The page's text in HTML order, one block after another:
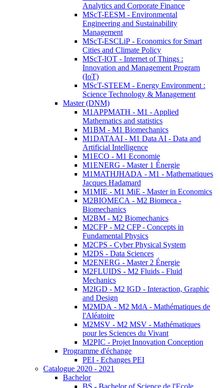
Analytics and Corporate Finance
MScT-EESM - Environmental
Engineering and Sustainability
Management
MScT-ESCLiP - Economics for Smart
Cities and Climate Policy
MScT-IOT - Internet of Things :
Innovation and Management Program
(IoT)
MScT-STEEM - Energy Environment :
Science Technology & Management
Master (DNM)
M1APPMATH - M1 - Applied
Mathematics and statistics
M1BM - M1 Biomechanics
M1DATAAI - M1 Data AI - Data and
Artificial Intelligence
M1ECO - M1 Economie
M1ENERG - Master 1 Énergie
M1MATHJHADA - M1 - Mathematiques
Jacques Hadamard
M1MIE - M1 MiE - Master in Economics
M2BIOMECA - M2 Biomeca -
Biomechanics
M2BM - M2 Biomechanics
M2CFP - M2 CFP - Concepts in
Fundamental Physics
M2CPS - Cyber Physical System
M2DS - Data Sciences
M2ENERG - Master 2 Énergie
M2FLUIDS - M2 Fluids - Fluid
Mechanics
M2IGD - M2 IGD - Interaction, Graphic
and Design
M2MDA - M2 MdA - Mathématiques de
l'Aléatoire
M2MSV - M2 MSV - Mathématiques
pour les Sciences du Vivant
M2PIC - Projet Innovation Conception
Programme d'échange
PEI - Echanges PEI
Catalogue 2020 - 2021
Bachelor
BS - Bachelor of Science de l'Ecole